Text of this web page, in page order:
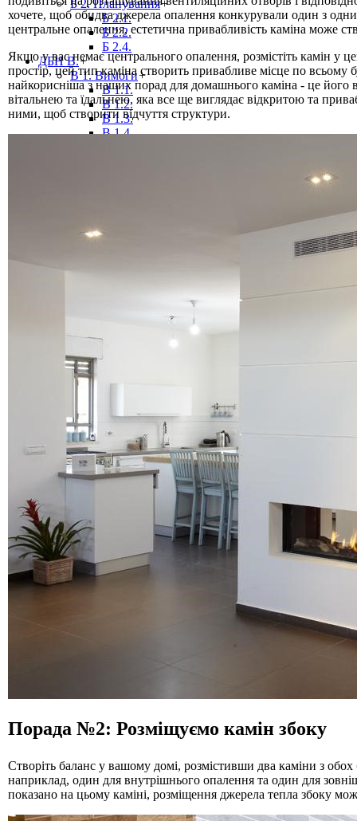
Б 2. Планування+
Б 2.1.
Б 2.2.
Б 2.4.
ДБН В.+
В 1. Вимоги+
В 1.1.
В 1.2.
В 1.3.
В 1.4.
В 2.6.
Г 1. Рекомендації
Д 1. Нормування
Статті
Абетка
хочете, щоб обидва джерела опалення конкурували один з
центральне опалення, естетична привабливість каміна може
Якщо у вас немає центрального опалення, розмістіть камін у
простір, цей тип каміна створить привабливе місце по
найкорисніша з наших порад для домашнього каміна - це його
вітальнею та їдальнею, яка все ще виглядає відкритою та
ними, щоб створити відчуття структури.
Порада №2: Розміщуємо камін збоку
Створіть баланс у вашому домі, розмістивши два каміни з
наприклад, один для внутрішнього опалення та один для
показано на цьому каміні, розміщення джерела тепла збоку